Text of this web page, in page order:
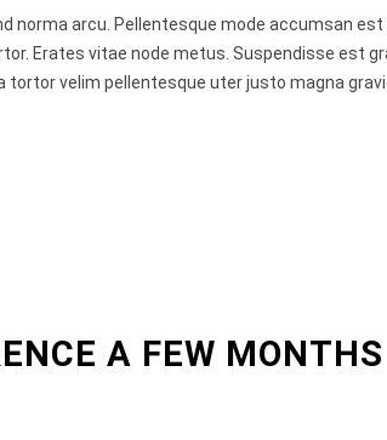
norma arcu. Pellentesque mode accumsan
Erates vitae node metus. Suspendisse est
velim pellentesque uter justo magna
A FEW